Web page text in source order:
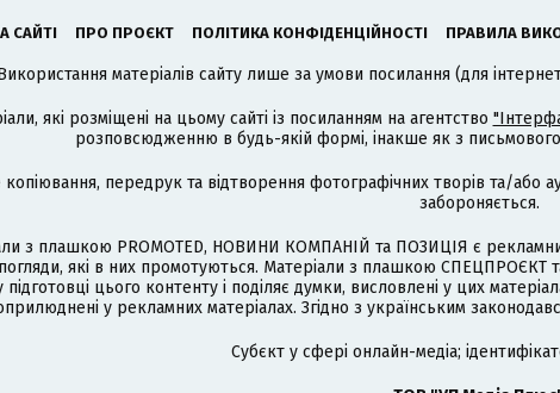
САЙТІ ПРО ПРОЄКТ ПОЛІТИКА КОНФІДЕНЦІЙНОСТІ ПРАВИЛА
матеріалів сайту лише за умови посилання (для
які розміщені на цьому сайті із посиланням на агентство
розповсюдженню в будь-якій формі, інакше як з
передрук та відтворення фотографічних творів та/або
забороняється.
з плашкою PROMOTED, НОВИНИ КОМПАНІЙ та ПОЗИЦІЯ є
погляди, які в них промотуються. Матеріали з плашкою
підготовці цього контенту і поділяє думки, висловлені у цих
у рекламних матеріалах. Згідно з українським
Cубєкт у сфері онлайн-медіа;